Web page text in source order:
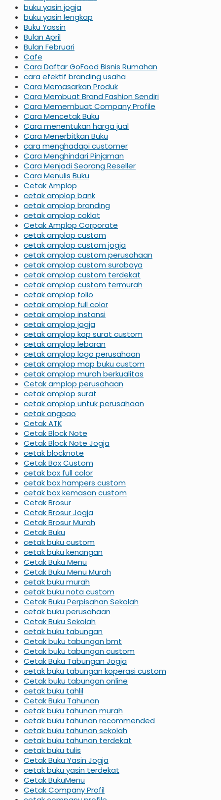
buku yasin jogja
buku yasin lengkap
Buku Yassin
Bulan April
Bulan Februari
Cafe
Cara Daftar GoFood Bisnis Rumahan
cara efektif branding usaha
Cara Memasarkan Produk
Cara Membuat Brand Fashion Sendiri
Cara Memembuat Company Profile
Cara Mencetak Buku
Cara menentukan harga jual
Cara Menerbitkan Buku
cara menghadapi customer
Cara Menghindari Pinjaman
Cara Menjadi Seorang Reseller
Cara Menulis Buku
Cetak Amplop
cetak amplop bank
cetak amplop branding
cetak amplop coklat
Cetak Amplop Corporate
cetak amplop custom
cetak amplop custom jogja
cetak amplop custom perusahaan
cetak amplop custom surabaya
cetak amplop custom terdekat
cetak amplop custom termurah
cetak amplop folio
cetak amplop full color
cetak amplop instansi
cetak amplop jogja
cetak amplop kop surat custom
cetak amplop lebaran
cetak amplop logo perusahaan
cetak amplop map buku custom
cetak amplop murah berkualitas
Cetak amplop perusahaan
cetak amplop surat
cetak amplop untuk perusahaan
cetak angpao
Cetak ATK
Cetak Block Note
Cetak Block Note Jogja
cetak blocknote
Cetak Box Custom
cetak box full color
cetak box hampers custom
cetak box kemasan custom
Cetak Brosur
Cetak Brosur Jogja
Cetak Brosur Murah
Cetak Buku
cetak buku custom
cetak buku kenangan
Cetak Buku Menu
Cetak Buku Menu Murah
cetak buku murah
cetak buku nota custom
Cetak Buku Perpisahan Sekolah
cetak buku perusahaan
Cetak Buku Sekolah
cetak buku tabungan
Cetak buku tabungan bmt
Cetak buku tabungan custom
Cetak Buku Tabungan Jogja
cetak buku tabungan koperasi custom
Cetak buku tabungan online
cetak buku tahlil
Cetak Buku Tahunan
cetak buku tahunan murah
cetak buku tahunan recommended
cetak buku tahunan sekolah
cetak buku tahunan terdekat
cetak buku tulis
Cetak Buku Yasin Jogja
cetak buku yasin terdekat
Cetak BukuMenu
Cetak Company Profil